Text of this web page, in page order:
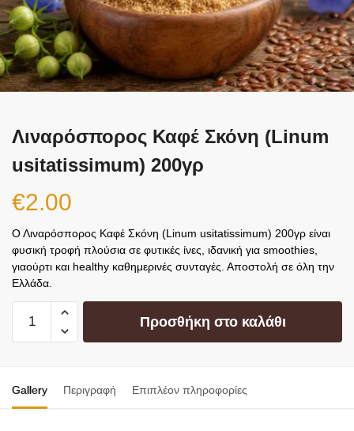
Λιναρόσπορος Καφέ Σκόνη (Linum
usitatissimum) 200γρ
€2.00
Ο Λιναρόσπορος Καφέ Σκόνη (Linum usitatissimum) 200γρ είναι
φυσική τροφή πλούσια σε φυτικές ίνες, ιδανική για smoothies,
γιαούρτι και healthy καθημερινές συνταγές. Αποστολή σε όλη την
Ελλάδα.
Προσθήκη στο καλάθι
Gallery Περιγραφή Επιπλέον πληροφορίες